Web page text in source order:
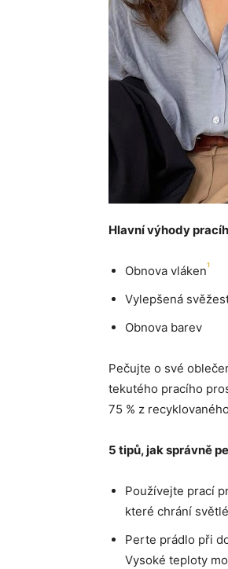
Hlavní výhody
Obnova vláken1
Vylepšená
Obnova barev
Pečujte o své
tekutého pracího
75 % z
5 tipů, jak správně
Používejte prací
které chrání
Perte prádlo při
Vysoké teploty